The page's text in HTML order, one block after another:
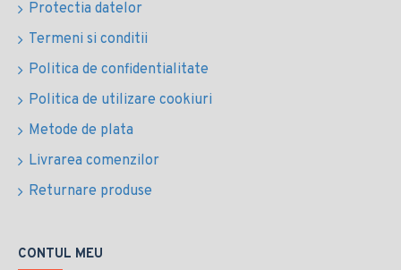
Protectia datelor
Termeni si conditii
Politica de confidentialitate
Politica de utilizare cookiuri
Metode de plata
Livrarea comenzilor
Returnare produse
CONTUL MEU